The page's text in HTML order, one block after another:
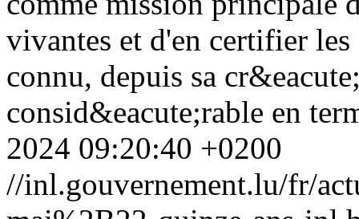
vivantes et d'en certifier
connu, depuis sa
consid&eacute;rable en
2024 09:20:40 +0200
//inl.gouvernement.lu/fr/